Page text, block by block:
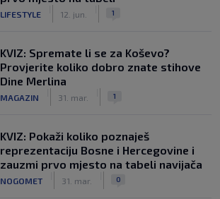
LIFESTYLE 12. jun. 1
KVIZ: Spremate li se za Koševo?
Provjerite koliko dobro znate stihove
Dine Merlina
MAGAZIN 31. mar. 1
KVIZ: Pokaži koliko poznaješ
reprezentaciju Bosne i Hercegovine i
zauzmi prvo mjesto na tabeli navijača
NOGOMET 31. mar. 0